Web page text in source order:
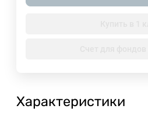
Характеристики